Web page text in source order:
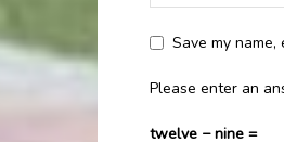
Save my
Please enter an
twelve − nine =